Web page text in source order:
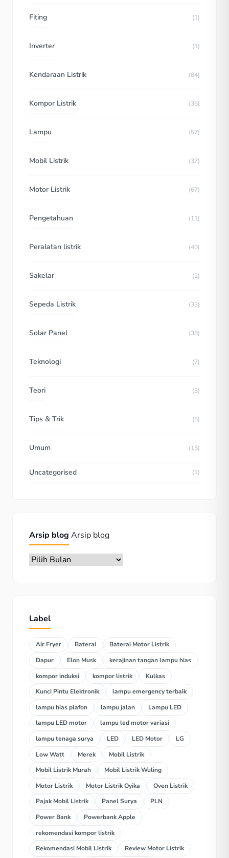
Fiting (1)
Inverter (1)
Kendaraan Listrik (84)
Kompor Listrik (35)
Lampu (57)
Mobil Listrik (37)
Motor Listrik (67)
Pengetahuan (11)
Peralatan listrik (40)
Sakelar (2)
Sepeda Listrik (33)
Solar Panel (38)
Teknologi (7)
Teori (3)
Tips & Trik (5)
Umum (15)
Uncategorised (1)
Arsip blog Arsip blog
Label
Air Fryer Baterai
Baterai Motor Listrik
Dapur
Elon Musk
kerajinan tangan lampu hias
kompor induksi
kompor listrik
Kulkas
Kunci Pintu Elektronik
lampu emergency terbaik
lampu hias plafon
lampu jalan
Lampu LED
lampu LED motor
lampu led motor variasi
lampu tenaga surya
LED LED Motor
LG
Low Watt
Merek
Mobil Listrik
Mobil Listrik Murah
Mobil Listrik Wuling
Motor Listrik
Motor Listrik Oyika
Oven Listrik
Pajak Mobil Listrik
Panel Surya
PLN
Power Bank
Powerbank Apple
rekomendasi kompor listrik
Rekomendasi Mobil Listrik
Review Motor Listrik